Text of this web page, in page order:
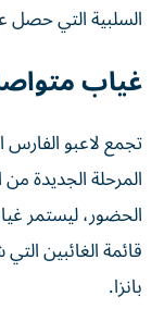
السلبية التي حصل
غياب
تجمع لاعبو الفارس
المرحلة الجديدة
الحضور، ليستمر
قائمة الغائبين
بانزا.